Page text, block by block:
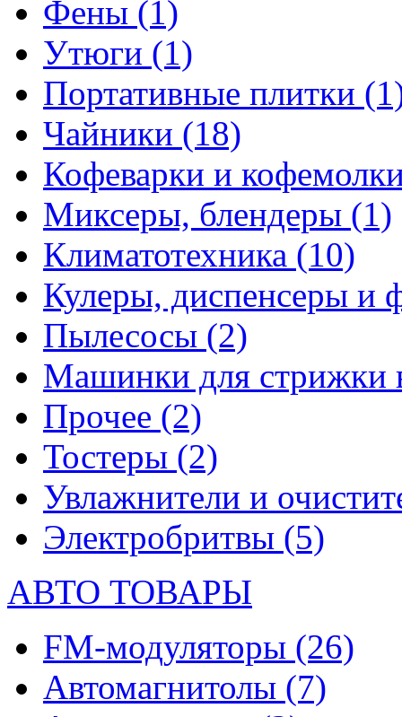
Фены (1)
Утюги (1)
Портативные плитки
Чайники (18)
Кофеварки и
Миксеры, блендеры (1)
Климатотехника (10)
Кулеры, диспенсеры и
Пылесосы (2)
Машинки для стрижки
Прочее (2)
Тостеры (2)
Увлажнители и
Электробритвы (5)
АВТО ТОВАРЫ
FM-модуляторы (26)
Автомагнитолы (7)